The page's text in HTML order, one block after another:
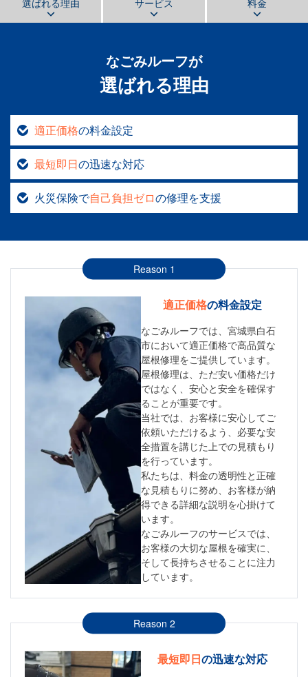
選ばれる理由 サービス 料金
なごみルーフが
選ばれる理由
適正価格の料金設定
最短即日の迅速な対応
火災保険で自己負担ゼロの修理を支援
Reason 1
適正価格の料金設定
なごみルーフでは、宮城県白石
市において適正価格で高品質な
屋根修理をご提供しています。
屋根修理は、ただ安い価格だけ
ではなく、安心と安全を確保す
ることが重要です。
当社では、お客様に安心してご
依頼いただけるよう、必要な安
全措置を講じた上での見積もり
を行っています。
私たちは、料金の透明性と正確
な見積もりに努め、お客様が納
得できる詳細な説明を心掛けて
います。
なごみルーフのサービスでは、
お客様の大切な屋根を確実に、
そして長持ちさせることに注力
しています。
Reason 2
最短即日の迅速な対応